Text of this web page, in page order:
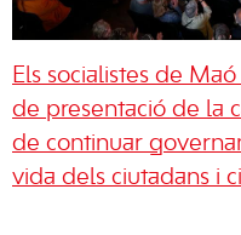
Els socialistes de
de presentació de la
de continuar
vida dels ciutadans i